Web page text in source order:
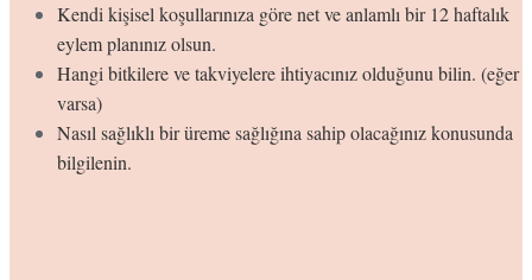
Kendi kişisel koşullarınıza göre net ve anlamlı bir 12 haftalık
eylem planınız olsun.
Hangi bitkilere ve takviyelere ihtiyacınız olduğunu bilin. (eğer
varsa)
Nasıl sağlıklı bir üreme sağlığına sahip olacağınız konusunda
bilgilenin.